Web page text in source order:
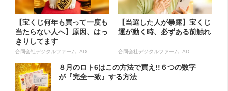
【宝くじ何年も買って一度も
当たらない人へ】原因、はっ
きりしてます
合同会社デジタルファーム AD
【当選した人が暴露】宝くじ
運が動く時、必ずある前触れ
合同会社デジタルファーム AD
８月のロト6はこの方法で買え!!６つの数字
が『完全一致』する方法